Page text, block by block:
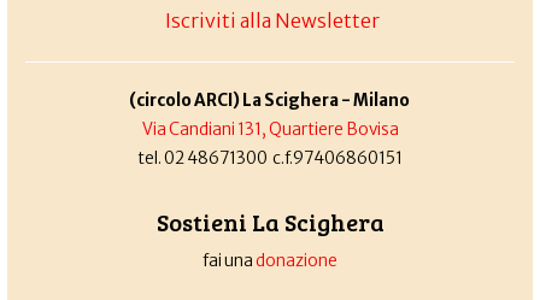
Iscriviti alla Newsletter
(circolo ARCI) La Scighera - Milano
Via Candiani 131, Quartiere Bovisa
tel. 02 48671300 c.f.97406860151
Sostieni La Scighera
fai unadonazione